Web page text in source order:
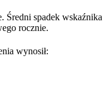
Średni spadek wskaźnika
rocznie.
wynosił: